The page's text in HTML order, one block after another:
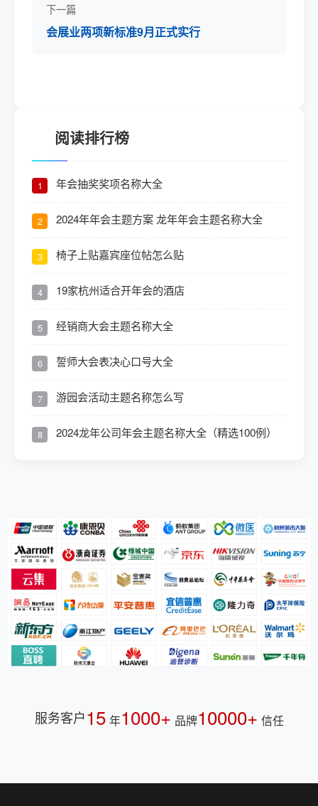
下一篇
会展业两项新标准9月正式实行
阅读排行榜
1 年会抽奖奖项名称大全
2 2024年年会主题方案 龙年年会主题名称大全
3 椅子上贴嘉宾座位帖怎么贴
4 19家杭州适合开年会的酒店
5 经销商大会主题名称大全
6 誓师大会表决心口号大全
7 游园会活动主题名称怎么写
8 2024龙年公司年会主题名称大全（精选100例）
服务客户15 年1000+ 品牌10000+ 信任